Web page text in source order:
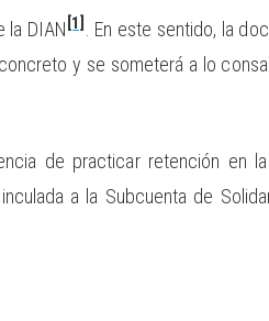
la DIAN [1]
. En este sentido, la
y se someterá a lo
de practicar retención en
a la Subcuenta de